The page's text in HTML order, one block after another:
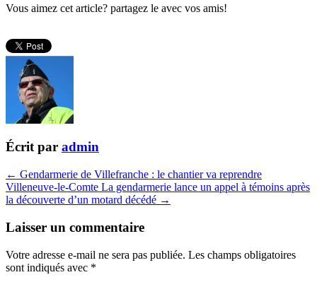
Vous aimez cet article? partagez le avec vos amis!
Écrit par admin
← Gendarmerie de Villefranche : le chantier va reprendre
Villeneuve-le-Comte La gendarmerie lance un appel à témoins après
la découverte d’un motard décédé →
Laisser un commentaire
Votre adresse e-mail ne sera pas publiée. Les champs obligatoires
sont indiqués avec *